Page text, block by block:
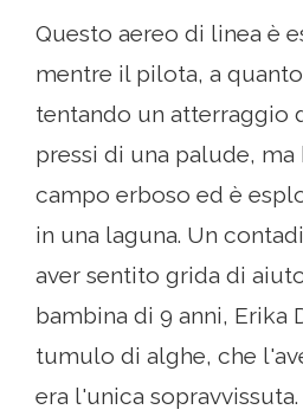
Questo aereo di linea è
mentre il pilota, a
tentando un atterraggio
pressi di una palude,
campo erboso ed è
in una laguna. Un
aver sentito grida di
bambina di 9 anni, Erika
tumulo di alghe, che
era l'unica